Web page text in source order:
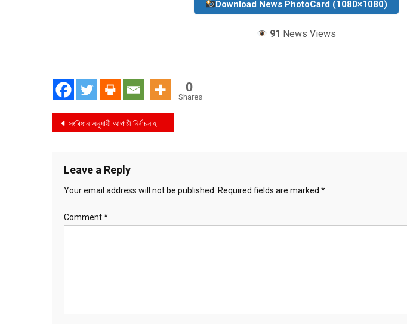
Download News PhotoCard (1080×1080)
91 News Views
0
Shares
Post
সংবিধান অনুযায়ী আগামী নির্বাচন হবে ——-প্রধানমন্ত্রী শেখ হাসিনা
Leave a Reply
Your email address will not be published. Required fields are marked *
Comment*